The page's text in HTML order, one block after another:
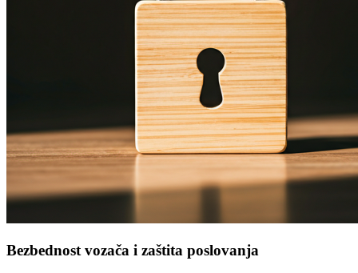
Bezbednost vozača i zaštita poslovanja